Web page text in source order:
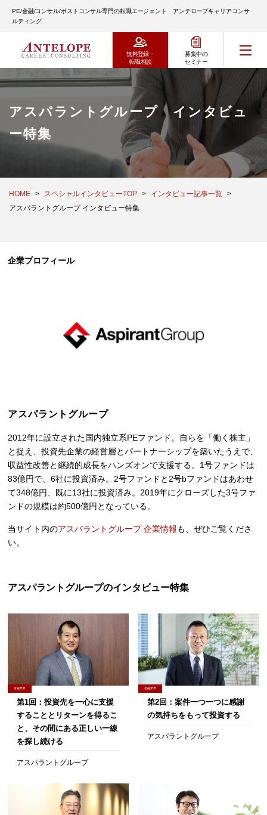
PE/金融/コンサル/ポストコンサル専門の転職エージェント アンテロープキャリアコンサ
ルティング
無料登録・
転職相談
募集中の
セミナー
アスパラントグループ インタビュ
ー特集
HOME スペシャルインタビューTOP
インタビュー記事一覧
アスパラントグループ インタビュー特集
企業プロフィール
アスパラントグループ
2012年に設立された国内独立系PEファンド。自らを「働く株主」
と捉え、投資先企業の経営層とパートナーシップを築いたうえで、
収益性改善と継続的成長をハンズオンで支援する。1号ファンドは
83億円で、6社に投資済み。2号ファンドと2号bファンドはあわせ
て348億円、既に13社に投資済み。2019年にクローズした3号ファ
ンドの規模は約500億円となっている。
当サイト内のアスパラントグループ 企業情報も、ぜひご覧くださ
い。
アスパラントグループのインタビュー特集
金融業界
第1回：投資先を一心に支援
することとリターンを得るこ
と、その間にある正しい一線
を探し続ける
アスパラントグループ
金融業界
第2回：案件一つ一つに感謝
の気持ちをもって投資する
アスパラントグループ